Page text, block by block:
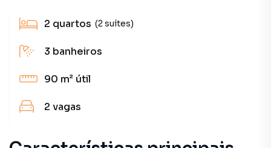
2 quartos (2 suítes)
3 banheiros
90 m² útil
2 vagas